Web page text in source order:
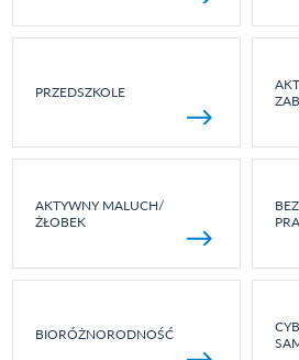
PRZEDSZKOLE
AKTYWNY MALUCH/
ŻŁOBEK
BIORÓŻNORODNOŚĆ